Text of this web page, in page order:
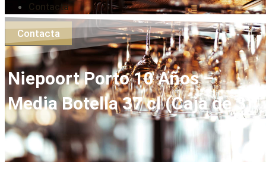
Contacta
Contacta
Niepoort Porto 10 Años –
Media Botella 37 cl (Caja de 3)